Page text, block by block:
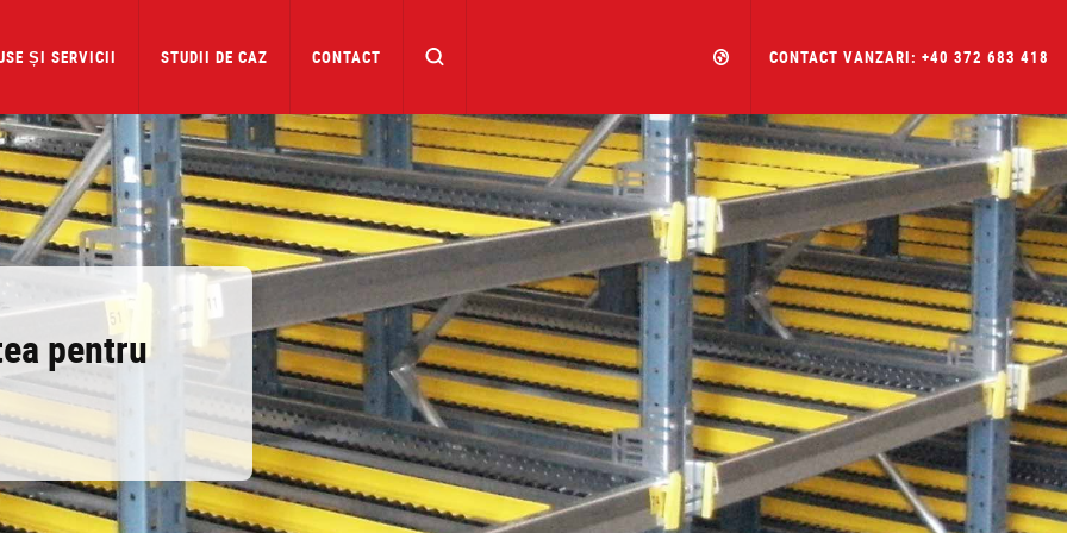
ȘI SERVICII STUDII DE CAZ CONTACT CONTACT VANZARI: +40 372 683 418
pentru